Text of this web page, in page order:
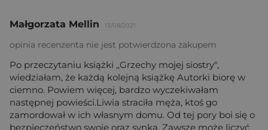
Małgorzata Mellin 13/08/2021
opinia recenzenta nie jest potwierdzona zakupem
Po przeczytaniu książki ,,Grzechy mojej siostry",
wiedziałam, że każdą kolejną książkę Autorki biorę w
ciemno. Powiem więcej, bardzo wyczekiwałam
następnej powieści.Liwia straciła męża, ktoś go
zamordował w ich własnym domu. Od tej pory boi się o
bezpieczeństwo swoje oraz synka. Zawsze może liczyć